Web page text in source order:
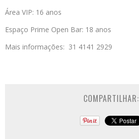
Área VIP: 16 anos
Espaço Prime Open Bar: 18 anos
Mais informações: 31 4141 2929
COMPARTILHAR: